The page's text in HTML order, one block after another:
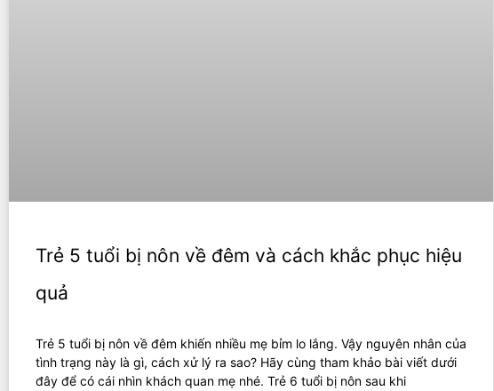
Trẻ 5 tuổi bị nôn về đêm và cách khắc phục hiệu
quả
Trẻ 5 tuổi bị nôn về đêm khiến nhiều mẹ bỉm lo lắng. Vậy nguyên nhân của
tình trạng này là gì, cách xử lý ra sao? Hãy cùng tham khảo bài viết dưới
đây để có cái nhìn khách quan mẹ nhé. Trẻ 6 tuổi bị nôn sau khi